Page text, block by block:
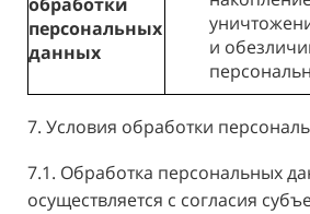
персональных
данных
и
7. Условия обработки
7.1. Обработка персональных
осуществляется с согласия